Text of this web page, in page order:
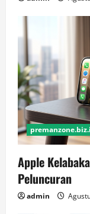
Apple
Peluncuran
admin